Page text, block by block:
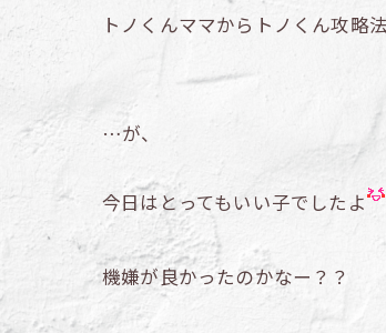
トノくんママからトノくん攻略
…が、
今日はとってもいい子でしたよ
機嫌が良かったのかなー？？